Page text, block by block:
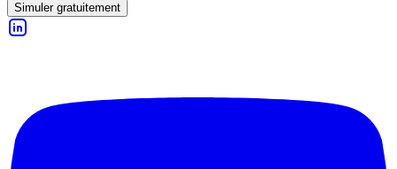
Simuler gratuitement